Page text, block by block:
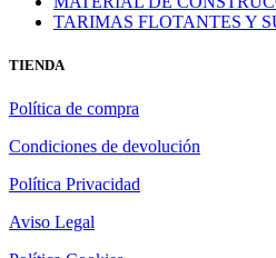
TARIMAS FLOTANTES Y
TIENDA
Política de compra
Condiciones de devolución
Política Privacidad
Aviso Legal